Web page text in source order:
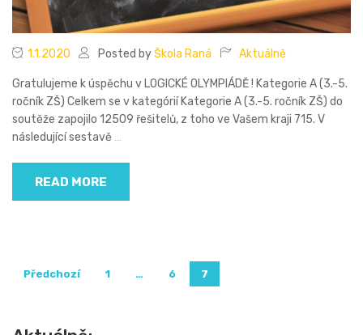
1.1.2020 Posted byŠkola Raná Aktuálně
Gratulujeme k úspěchu v LOGICKÉ OLYMPIÁDĚ ! Kategorie A (3.-5.
ročník ZŠ) Celkem se v kategórií Kategorie A (3.-5. ročník ZŠ) do
soutěže zapojilo 12509 řešitelů, z toho ve Vašem kraji 715. V
následující sestavě …
READ MORE
Stránkování
Předchozí 1 … 6 7